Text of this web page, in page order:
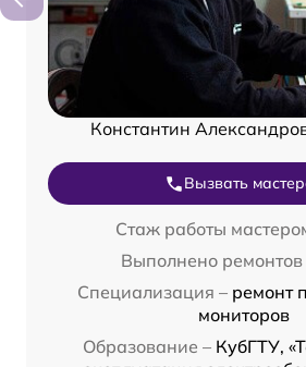
Константин
Вызвать
Стаж работы
Выполнено ремонтов
Специализация – ремонт
мониторов
Образование – КубГТУ,